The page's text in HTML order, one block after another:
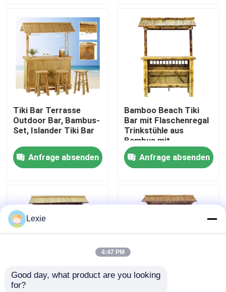
Produkte
Videos
Über uns
Fabrik-Ausflug
Qualitätskontrolle
Nachrichten
Bambusrohstoff
oder Home
Entertainment
Tiki Bar Terrasse
Outdoor Bar, Bambus-
Set, Islander Tiki Bar
Anfrage absenden
Bamboo Beach Tiki
Bar mit Flaschenregal
Trinkstühle aus
Bambus mit
Rückenstütze
Anfrage absenden
Bambus Außenbar
Lexie
4:47 PM
Good day, what product are you looking
for?